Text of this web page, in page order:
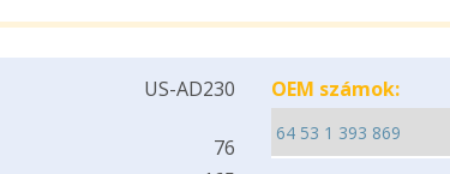
US-AD230
76
OEM számok: